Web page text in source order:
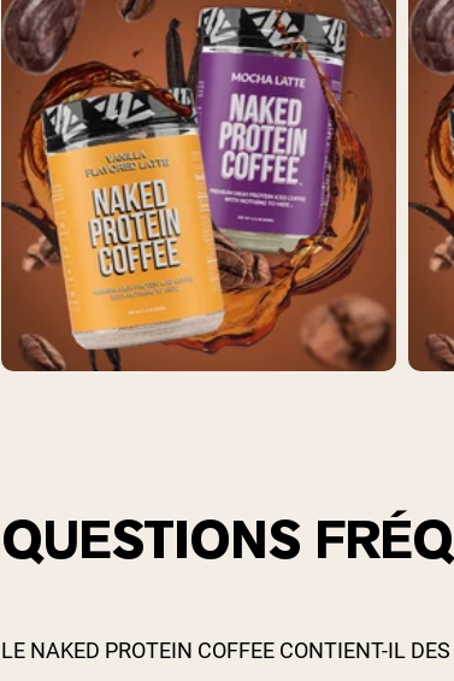
QUESTIONS
LE NAKED PROTEIN COFFEE CONTIENT-IL